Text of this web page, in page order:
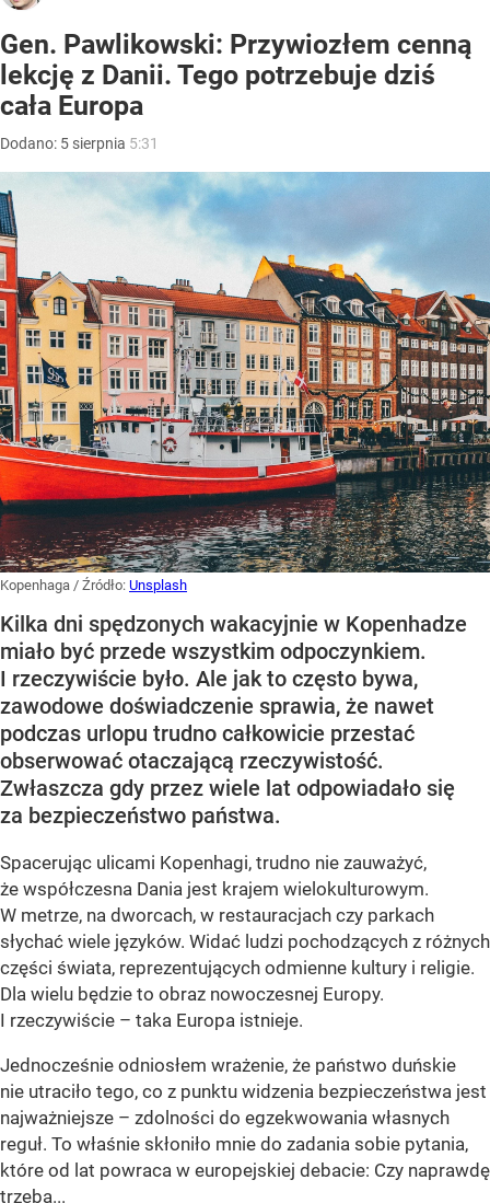
Gen. Pawlikowski: Przywiozłem cenną
lekcję z Danii. Tego potrzebuje dziś
cała Europa
Dodano: 5 sierpnia 5:31
Kopenhaga / Źródło: Unsplash
Kilka dni spędzonych wakacyjnie w Kopenhadze
miało być przede wszystkim odpoczynkiem.
I rzeczywiście było. Ale jak to często bywa,
zawodowe doświadczenie sprawia, że nawet
podczas urlopu trudno całkowicie przestać
obserwować otaczającą rzeczywistość.
Zwłaszcza gdy przez wiele lat odpowiadało się
za bezpieczeństwo państwa.
Spacerując ulicami Kopenhagi, trudno nie zauważyć,
że współczesna Dania jest krajem wielokulturowym.
W metrze, na dworcach, w restauracjach czy parkach
słychać wiele języków. Widać ludzi pochodzących z różnych
części świata, reprezentujących odmienne kultury i religie.
Dla wielu będzie to obraz nowoczesnej Europy.
I rzeczywiście – taka Europa istnieje.
Jednocześnie odniosłem wrażenie, że państwo duńskie
nie utraciło tego, co z punktu widzenia bezpieczeństwa jest
najważniejsze – zdolności do egzekwowania własnych
reguł. To właśnie skłoniło mnie do zadania sobie pytania,
które od lat powraca w europejskiej debacie: Czy naprawdę
trzeba...